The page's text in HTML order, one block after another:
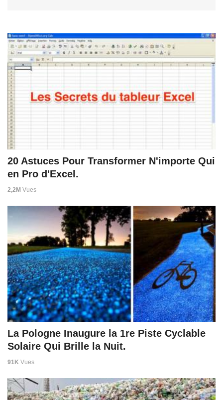
20 Astuces Pour Transformer N'importe Qui
en Pro d'Excel.
2,2M Vues
La Pologne Inaugure la 1re Piste Cyclable
Solaire Qui Brille la Nuit.
91K Vues